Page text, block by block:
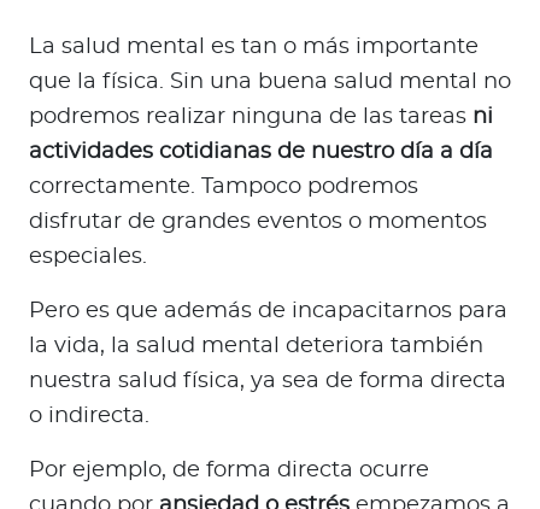
La salud mental es tan o más importante
que la física. Sin una buena salud mental no
podremos realizar ninguna de las tareas ni
actividades cotidianas de nuestro día a día
correctamente. Tampoco podremos
disfrutar de grandes eventos o momentos
especiales.
Pero es que además de incapacitarnos para
la vida, la salud mental deteriora también
nuestra salud física, ya sea de forma directa
o indirecta.
Por ejemplo, de forma directa ocurre